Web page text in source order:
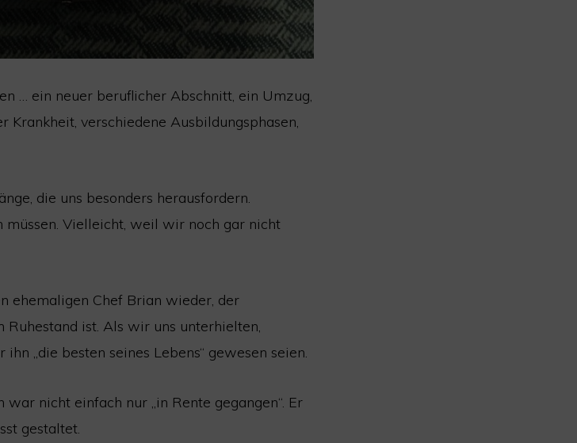
… ein neuer beruflicher Abschnitt, ein Umzug,
Krankheit, verschiedene Ausbildungsphasen,
die uns besonders herausfordern.
Vielleicht, weil wir noch gar nicht
ehemaligen Chef Brian wieder, der
ist. Als wir uns unterhielten,
„die besten seines Lebens“ gewesen seien.
nicht einfach nur „in Rente gegangen“. Er
gestaltet.